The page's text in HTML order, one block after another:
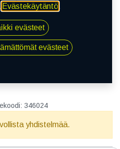
72H NEOLIN NEOGREEN
346024
yhdistelmää.
Evästekäytäntö.
evästeet
evästeet